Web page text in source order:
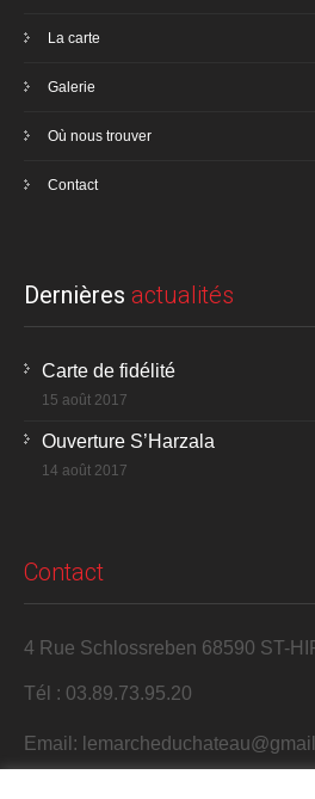
La carte
Galerie
Où nous trouver
Contact
Dernières actualités
Carte de fidélité
15 août 2017
Ouverture S’Harzala
14 août 2017
Contact
4 Rue Schlossreben 68590 ST-
Tél : 03.89.73.95.20
Email: